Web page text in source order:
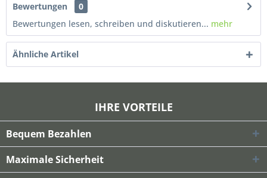
Bewertungen
0
Bewertungen lesen, schreiben und diskutieren... mehr
Ähnliche Artikel
IHRE VORTEILE
Bequem Bezahlen
Maximale Sicherheit